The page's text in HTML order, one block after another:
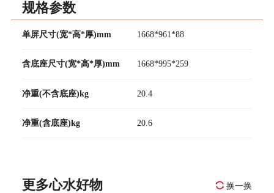
规格参数
单屏尺寸(宽*高*厚)mm 1668*961*88
含底座尺寸(宽*高*厚)mm 1668*995*259
净重(不含底座)kg 20.4
净重(含底座)kg 20.6
更多心水好物 换一换